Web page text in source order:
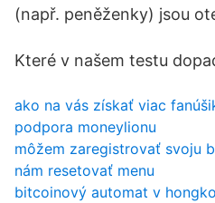
(např. peněženky) jsou
Které v našem testu
ako na vás získať viac
podpora moneylionu
môžem zaregistrovať svoju
nám resetovať menu
bitcoinový automat v